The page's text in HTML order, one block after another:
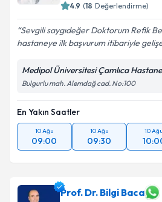
Kişisel verilerimin
Metni
kapsamda işlenmesini
4.9 (18 Değerlendirme)
Sevgili saygıdeğer Doktorum Refik
hastaneye ilk başvurum itibariyle
Medipol Üniversitesi Çamlıca
Bulgurlu mah. Alemdağ cad. No:100
En Yakın Saatler
10 Ağu
09:00
10 Ağu
09:30
10 Ağu
Prof. Dr. Bilgi Baca